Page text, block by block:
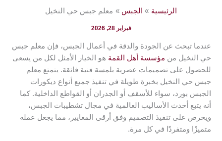
الرئيسية الجبس معلم جبس حي النخيل
فبراير 28, 2026
عندما تبحث عن الجودة والدقة في أعمال الجبس، فإن معلم جبس
حي النخيل من مؤسسة أهل القمة هو الخيار الأمثل لكل من يسعى
للحصول على تصميمات عصرية بلمسة فنية فائقة. يتمتع معلم
جبس حي النخيل بخبرة طويلة في تنفيذ جميع أنواع ديكورات
الجبس بورد، سواء للأسقف أو الجدران أو القواطع الداخلية. كما
أنه يتبع أحدث الأساليب العالمية في مجال تشطيبات الجبس،
ويحرص على تنفيذ التصميم وفق أرقى المعايير، مما يجعل عمله
متميزًا ومتفردًا في كل مرة.